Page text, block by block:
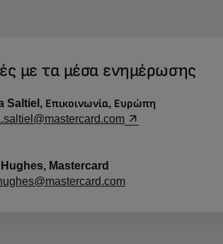
με τα μέσα ενημέρωσης
Saltiel, Επικοινωνία, Ευρώπη
opens in a new tab
Mastercard